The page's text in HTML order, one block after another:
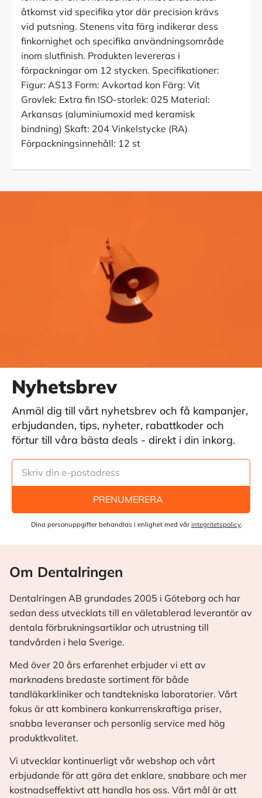
åtkomst vid specifika ytor där precision krävs
vid putsning. Stenens vita färg indikerar dess
finkornighet och specifika användningsområde
inom slutfinish. Produkten levereras i
förpackningar om 12 stycken. Specifikationer:
Figur: AS13 Form: Avkortad kon Färg: Vit
Grovlek: Extra fin ISO-storlek: 025 Material:
Arkansas (aluminiumoxid med keramisk
bindning) Skaft: 204 Vinkelstycke (RA)
Förpackningsinnehåll: 12 st
Nyhetsbrev
Anmäl dig till vårt nyhetsbrev och få kampanjer,
erbjudanden, tips, nyheter, rabattkoder och
förtur till våra bästa deals - direkt i din inkorg.
PRENUMERERA
Dina personuppgifter behandlas i enlighet med vår integritetspolicy.
Om Dentalringen
Dentalringen AB grundades 2005 i Göteborg och har
sedan dess utvecklats till en väletablerad leverantör av
dentala förbrukningsartiklar och utrustning till
tandvården i hela Sverige.
Med över 20 års erfarenhet erbjuder vi ett av
marknadens bredaste sortiment för både
tandläkarkliniker och tandtekniska laboratorier. Vårt
fokus är att kombinera konkurrenskraftiga priser,
snabba leveranser och personlig service med hög
produktkvalitet.
Vi utvecklar kontinuerligt vår webshop och vårt
erbjudande för att göra det enklare, snabbare och mer
kostnadseffektivt att handla hos oss. Vårt mål är att